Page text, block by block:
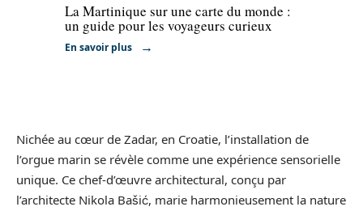
La Martinique sur une carte du monde :
un guide pour les voyageurs curieux
En savoir plus
Nichée au cœur de Zadar, en Croatie, l’installation de
l’orgue marin se révèle comme une expérience sensorielle
unique. Ce chef-d’œuvre architectural, conçu par
l’architecte Nikola Bašić, marie harmonieusement la nature